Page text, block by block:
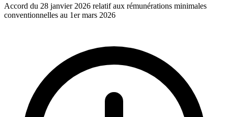
Accord du 28 janvier 2026 relatif aux rémunérations minimales
conventionnelles au 1er mars 2026